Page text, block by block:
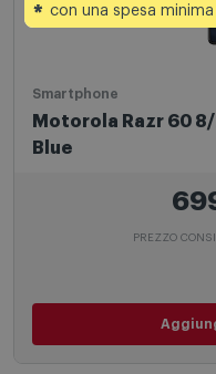
Smartphone
Motorola Razr 60
Blue
PREZZO
* con una spesa